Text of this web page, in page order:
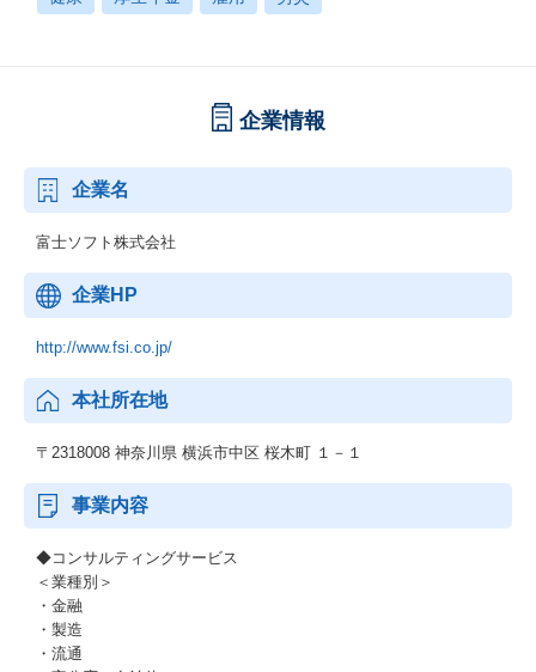
企業情報
企業名
富士ソフト株式会社
企業HP
http://www.fsi.co.jp/
本社所在地
〒2318008 神奈川県 横浜市中区 桜木町 １－１
事業内容
◆コンサルティングサービス
＜業種別＞
・金融
・製造
・流通